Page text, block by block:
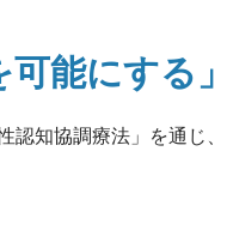
能にする」
認知協調療法」を通じ、